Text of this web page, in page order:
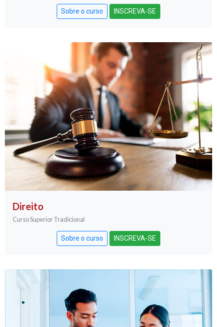
Sobre o curso INSCREVA-SE
Direito
Curso Superior Tradicional
Sobre o curso INSCREVA-SE